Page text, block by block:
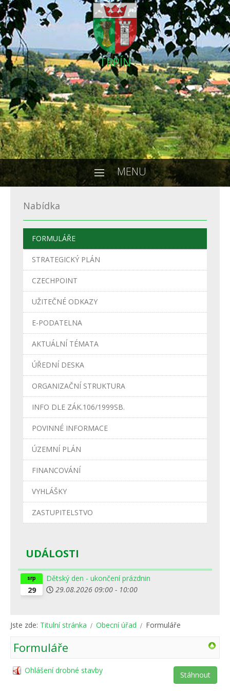
TRPÍN
MENU
Nabídka
FORMULÁŘE
STRATEGICKÝ PLÁN
CZECHPOINT
UŽITEČNÉ ODKAZY
E-PODATELNA
AKTUÁLNÍ TÉMATA
ÚŘEDNÍ DESKA
ORGANIZAČNÍ STRUKTURA
INFO DLE ZÁK.106/1999SB.
POVINNÉ INFORMACE
ÚZEMNÍ PLÁN
FINANCOVÁNÍ
VYHLÁŠKY
ZASTUPITELSTVO
UDÁLOSTI
29
srp
Dětský den - ukončení prázdnin
29.08.2026 09:00 - 10:00
Jste zde: Titulní stránka Obecní úřad Formuláře
Formuláře
Ohlášení drobné stavby Stáhnout